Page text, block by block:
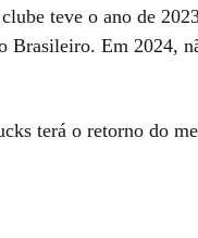
teve o ano de
Brasileiro. Em 2024,
terá o retorno do